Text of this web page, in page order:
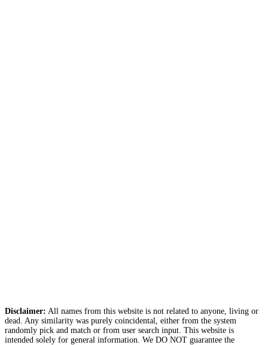
Disclaimer: All names from this website is not related to anyone, living or
dead. Any similarity was purely coincidental, either from the system
randomly pick and match or from user search input. This website is
intended solely for general information. We DO NOT guarantee the